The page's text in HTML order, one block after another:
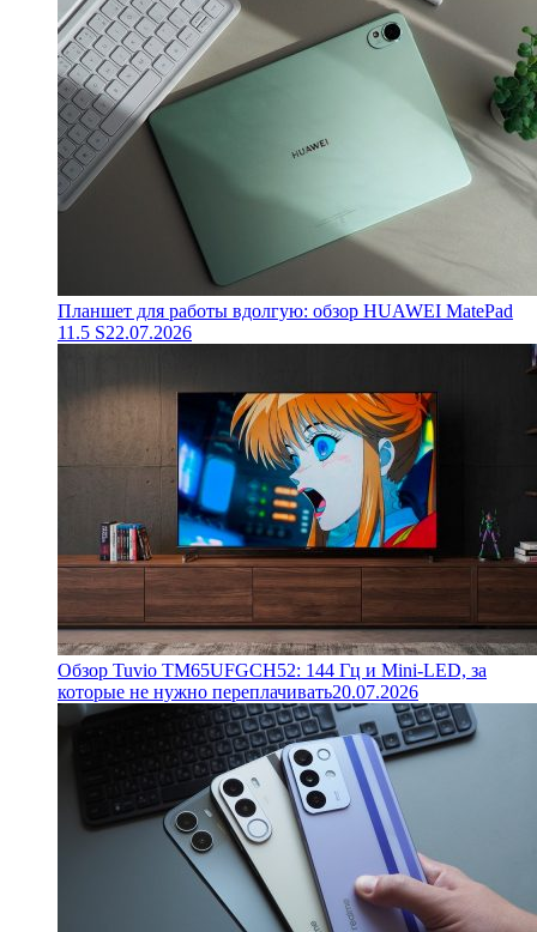
Планшет для работы вдолгую: обзор HUAWEI MatePad
11.5 S22.07.2026
Обзор Tuvio TM65UFGCH52: 144 Гц и Mini-LED, за
которые не нужно переплачивать20.07.2026